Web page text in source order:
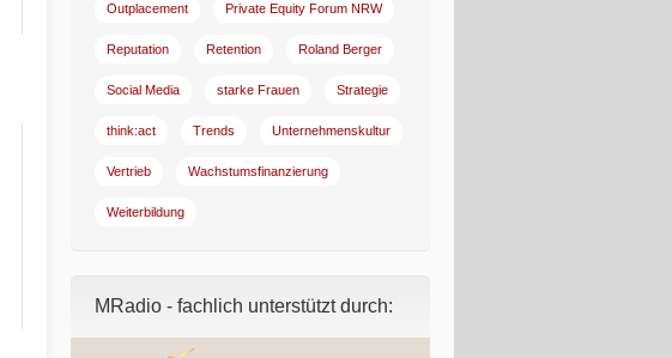
Outplacement Private Equity Forum NRW
Reputation Retention Roland Berger
Social Media starke Frauen Strategie
think:act Trends Unternehmenskultur
Vertrieb Wachstumsfinanzierung
Weiterbildung
MRadio - fachlich unterstützt durch: